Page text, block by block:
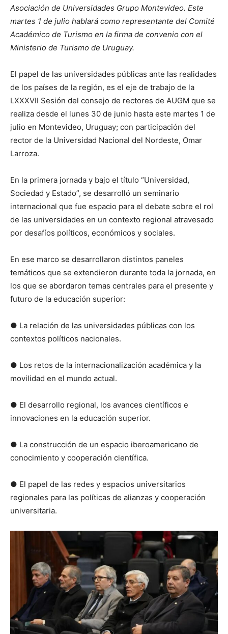
Asociación de Universidades Grupo Montevideo. Este
martes 1 de julio hablará como representante del Comité
Académico de Turismo en la firma de convenio con el
Ministerio de Turismo de Uruguay.
El papel de las universidades públicas ante las realidades
de los países de la región, es el eje de trabajo de la
LXXXVII Sesión del consejo de rectores de AUGM que se
realiza desde el lunes 30 de junio hasta este martes 1 de
julio en Montevideo, Uruguay; con participación del
rector de la Universidad Nacional del Nordeste, Omar
Larroza.
En la primera jornada y bajo el título “Universidad,
Sociedad y Estado”, se desarrolló un seminario
internacional que fue espacio para el debate sobre el rol
de las universidades en un contexto regional atravesado
por desafíos políticos, económicos y sociales.
En ese marco se desarrollaron distintos paneles
temáticos que se extendieron durante toda la jornada, en
los que se abordaron temas centrales para el presente y
futuro de la educación superior:
● La relación de las universidades públicas con los
contextos políticos nacionales.
● Los retos de la internacionalización académica y la
movilidad en el mundo actual.
● El desarrollo regional, los avances científicos e
innovaciones en la educación superior.
● La construcción de un espacio iberoamericano de
conocimiento y cooperación científica.
● El papel de las redes y espacios universitarios
regionales para las políticas de alianzas y cooperación
universitaria.